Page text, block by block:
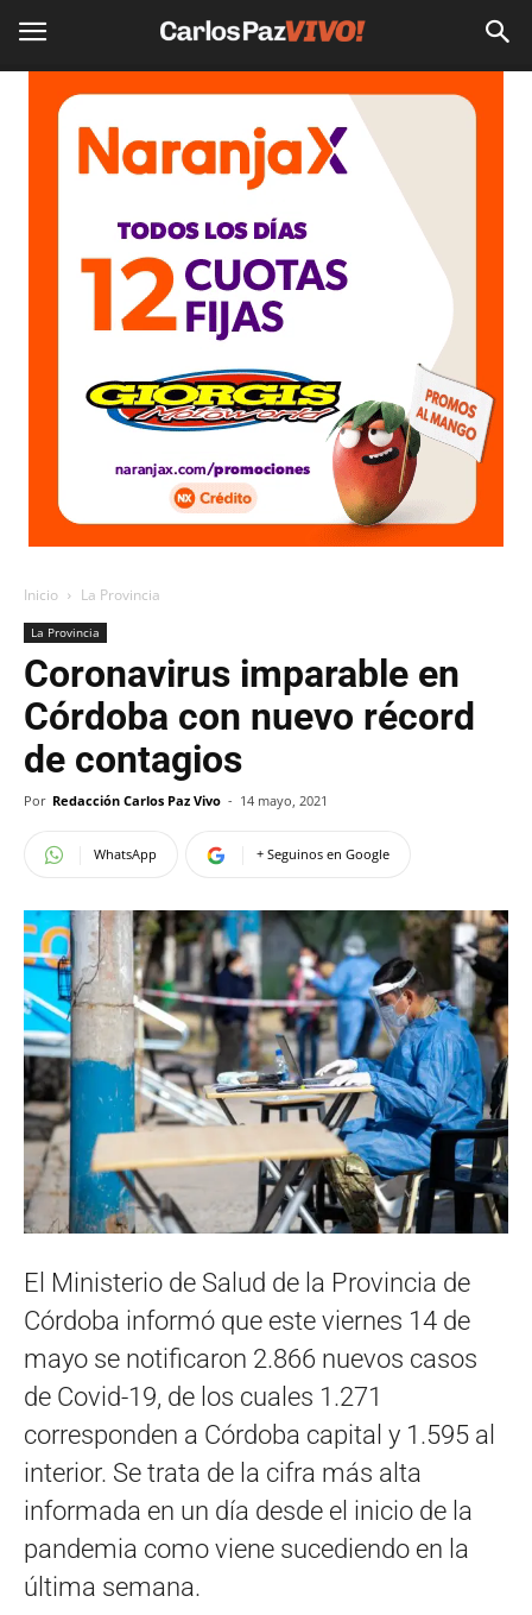
Inicio La Provincia
La Provincia
Coronavirus imparable en
Córdoba con nuevo récord
de contagios
Por Redacción Carlos Paz Vivo - 14 mayo, 2021
WhatsApp + Seguinos en Google
El Ministerio de Salud de la Provincia de
Córdoba informó que este viernes 14 de
mayo se notificaron 2.866 nuevos casos
de Covid-19, de los cuales 1.271
corresponden a Córdoba capital y 1.595 al
interior. Se trata de la cifra más alta
informada en un día desde el inicio de la
pandemia como viene sucediendo en la
última semana.